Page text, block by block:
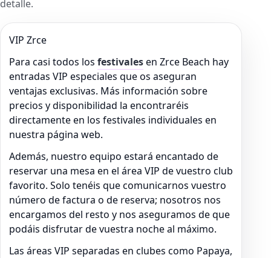
detalle.
VIP Zrce
Para casi todos los festivalesen Zrce Beach hay
entradas VIP especiales que os aseguran
ventajas exclusivas. Más información sobre
precios y disponibilidad la encontraréis
directamente en los festivales individuales en
nuestra página web.
Además, nuestro equipo estará encantado de
reservar una mesa en el área VIP de vuestro club
favorito. Solo tenéis que comunicarnos vuestro
número de factura o de reserva; nosotros nos
encargamos del resto y nos aseguramos de que
podáis disfrutar de vuestra noche al máximo.
Las áreas VIP separadas en clubes como Papaya,